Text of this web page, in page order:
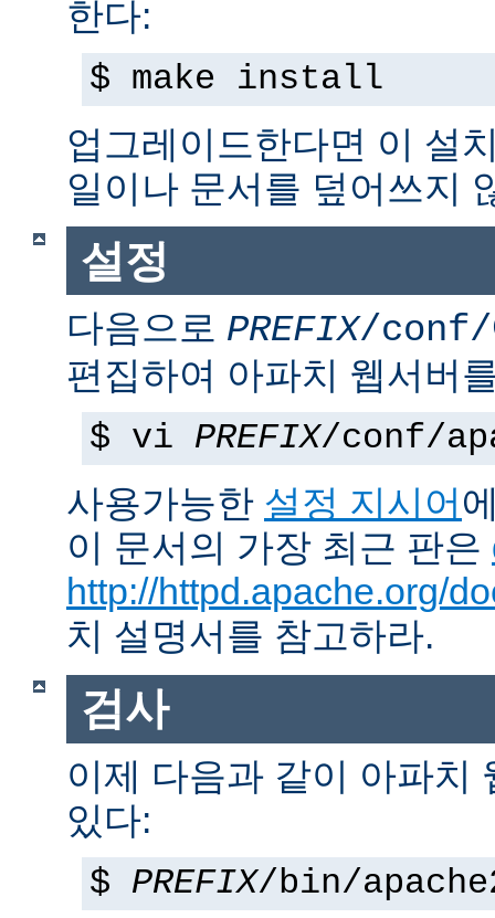
한다:
$ make install
업그레이드한다면 이 설
일이나 문서를 덮어쓰지
설정
다음으로 PREFIX/conf/
편집하여 아파치 웹서버
$ vi PREFIX/conf/
사용가능한 설정 지시어
이 문서의 가장 최근 판은
http://httpd.apache.org/
치 설명서를 참고하라.
검사
이제 다음과 같이 아파치
있다:
$ PREFIX/bin/